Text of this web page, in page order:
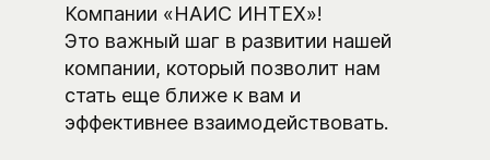
Компании «НАИС ИНТЕХ»!
Это важный шаг в развитии нашей
компании, который позволит нам
стать еще ближе к вам и
эффективнее взаимодействовать.